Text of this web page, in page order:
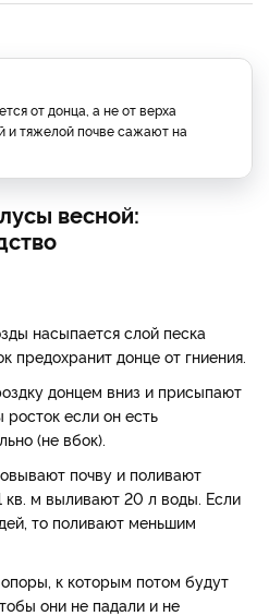
от донца, а не от верха
и тяжелой почве сажают на
весной:
насыпается слой песка
предохранит донце от гниения.
донцем вниз и присыпают
росток если он есть
(не вбок).
почву и поливают
кв. м выливают 20 л воды. Если
то поливают меньшим
к которым потом будут
они не падали и не